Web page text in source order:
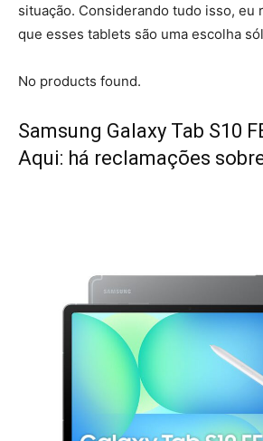
situação. Considerando tudo isso, eu
que esses tablets são uma escolha
No products found.
Samsung Galaxy Tab S10
Aqui: há reclamações